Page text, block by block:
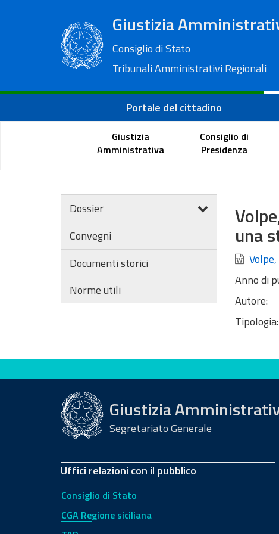
Giustizia
Consiglio di Stato
Tribunali Amministrativi Regionali
Portale del cittadino
Giustizia
Amministrativa
Consiglio di
Presidenza
Dossier
Convegni
Documenti storici
Norme utili
una
Anno di
Autore:
Tipologia:
Valuta questo sito
Giustizia
Segretariato Generale
Uffici relazioni con il pubblico
Consiglio di Stato
CGA Regione siciliana